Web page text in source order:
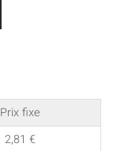
Prix fixe
2,81 €